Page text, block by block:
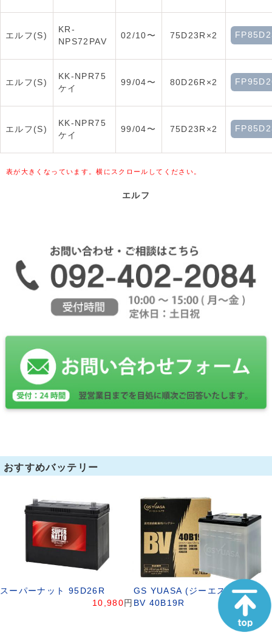
エルフ(S)
KR-
NPS72PAV
02/10〜 75D23R×2
エルフ(S)
KK-NPR75
ケイ
99/04〜 80D26R×2
エルフ(S)
KK-NPR75
ケイ
99/04〜 75D23R×2
表が大きくなっています。横にスクロールしてください。
エルフ
おすすめバッテリー
スーパーナット 95D26R
10,980 円
GS YUASA (ジーエス ユアサ)
BV 40B19R
5,580